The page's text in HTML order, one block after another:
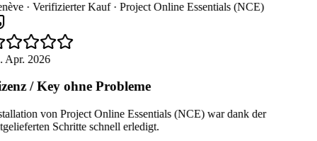
· Verifizierter Kauf · Project Online Essentials (NCE)
Apr. 2026
/ Key ohne Probleme
von Project Online Essentials (NCE) war dank der
Schritte schnell erledigt.